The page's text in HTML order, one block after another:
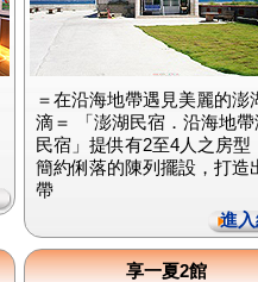
＝在沿海地帶遇見美麗的澎
滴＝ 「澎湖民宿．沿海地
民宿」提供有2至4人之房型
簡約俐落的陳列擺設，打造
帶
進
享一夏2館